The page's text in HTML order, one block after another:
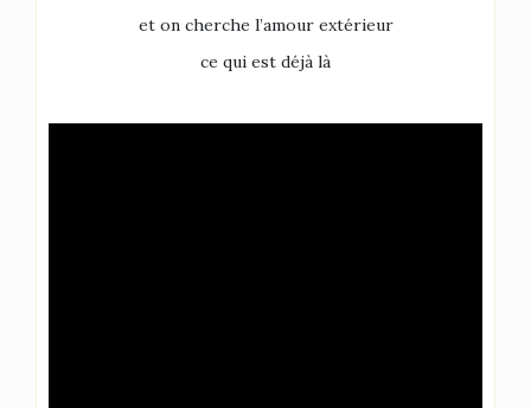
et on cherche l’amour extérieur
ce qui est déjà là